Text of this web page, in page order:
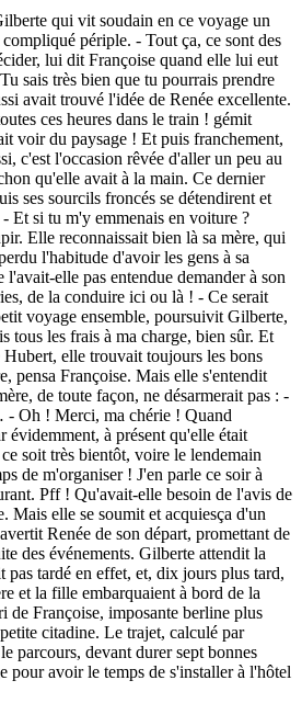
qui vit soudain en ce voyage un
périple. - Tout ça, ce sont des
lui dit Françoise quand elle lui eut
sais très bien que tu pourrais prendre
avait trouvé l'idée de Renée excellente.
ces heures dans le train ! gémit
voir du paysage ! Et puis franchement,
c'est l'occasion rêvée d'aller un peu au
qu'elle avait à la main. Ce dernier
ses sourcils froncés se détendirent et
Et si tu m'y emmenais en voiture ?
Elle reconnaissait bien là sa mère, qui
l'habitude d'avoir les gens à sa
elle pas entendue demander à son
de la conduire ici ou là ! - Ce serait
voyage ensemble, poursuivit Gilberte,
tous les frais à ma charge, bien sûr. Et
elle trouvait toujours les bons
pensa Françoise. Mais elle s'entendit
de toute façon, ne désarmerait pas : -
- Oh ! Merci, ma chérie ! Quand
évidemment, à présent qu'elle était
soit très bientôt, voire le lendemain
de m'organiser ! J'en parle ce soir à
Pff ! Qu'avait-elle besoin de l'avis de
Mais elle se soumit et acquiesça d'un
Renée de son départ, promettant de
des événements. Gilberte attendit la
tardé en effet, et, dix jours plus tard,
et la fille embarquaient à bord de la
de Françoise, imposante berline plus
citadine. Le trajet, calculé par
parcours, devant durer sept bonnes
pour avoir le temps de s'installer à l'hôtel